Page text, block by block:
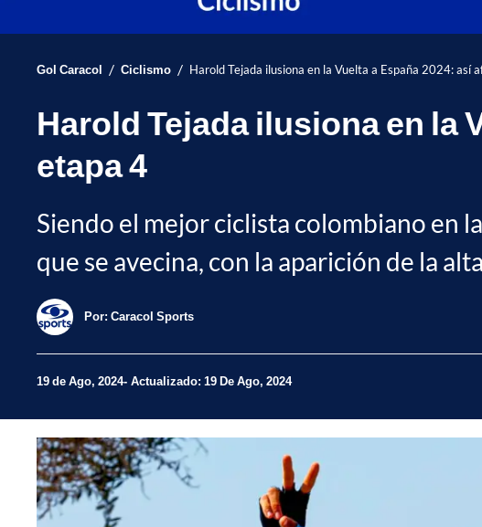
Gol Caracol / Ciclismo / Harold Tejada ilusiona en la Vuelta a España 2024: así
Harold Tejada ilusiona en la
etapa 4
Siendo el mejor ciclista colombiano en
que se avecina, con la aparición de la
Por: Caracol Sports
19 de Ago, 2024 Actualizado: 19 De Ago, 2024